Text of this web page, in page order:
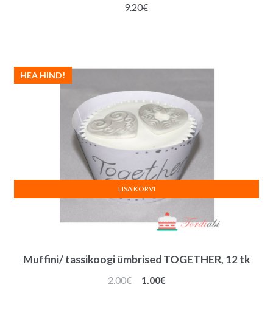
9.20€
Muffini/ tassikoogi ümbrised TOGETHER, 12 tk
HEA HIND!
2.00€
Algne
1.00€Praegune
LISA KORVI